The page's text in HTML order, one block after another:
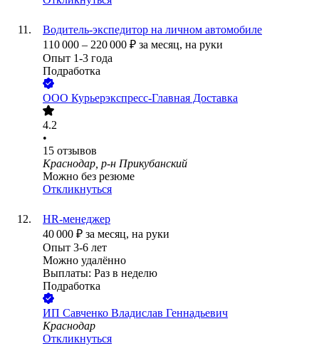
Водитель-экспедитор на личном автомобиле
110 000 – 220 000 ₽ за месяц, на руки
Опыт 1-3 года
Подработка
ООО Курьерэкспресс-Главная Доставка
4.2
•
15 отзывов
Краснодар, р-н Прикубанский
Можно без резюме
Откликнуться
HR-менеджер
40 000 ₽ за месяц, на руки
Опыт 3-6 лет
Можно удалённо
Выплаты: Раз в неделю
Подработка
ИП Савченко Владислав Геннадьевич
Краснодар
Откликнуться